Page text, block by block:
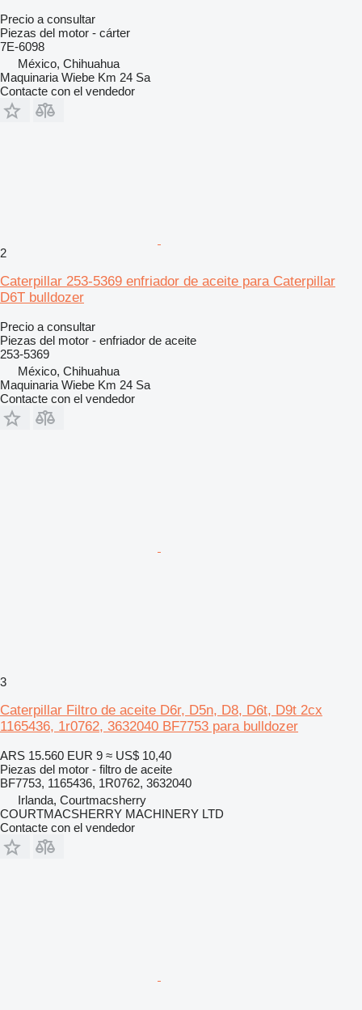
Precio a consultar
Piezas del motor - cárter
7E-6098
México, Chihuahua
Maquinaria Wiebe Km 24 Sa
Contacte con el vendedor
2
Caterpillar 253-5369 enfriador de aceite para Caterpillar
D6T bulldozer
Precio a consultar
Piezas del motor - enfriador de aceite
253-5369
México, Chihuahua
Maquinaria Wiebe Km 24 Sa
Contacte con el vendedor
3
Caterpillar Filtro de aceite D6r, D5n, D8, D6t, D9t 2cx
1165436, 1r0762, 3632040 BF7753 para bulldozer
ARS 15.560 EUR 9 ≈ US$ 10,40
Piezas del motor - filtro de aceite
BF7753, 1165436, 1R0762, 3632040
Irlanda, Courtmacsherry
COURTMACSHERRY MACHINERY LTD
Contacte con el vendedor